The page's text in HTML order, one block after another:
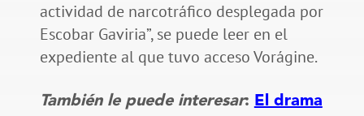
actividad de narcotráfico desplegada por
Escobar Gaviria”, se puede leer en el
expediente al que tuvo acceso Vorágine.
También le puede interesar: El drama